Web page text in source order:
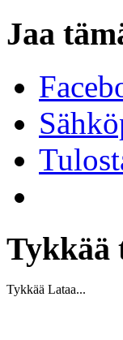
Jaa
Tykkää
Tykkää Lataa...